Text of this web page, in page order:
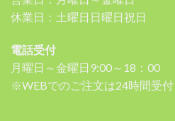
休業日：土曜日日曜日祝日
電話受付
月曜日～金曜日9:00～18：00
※WEBでのご注文は24時間受付